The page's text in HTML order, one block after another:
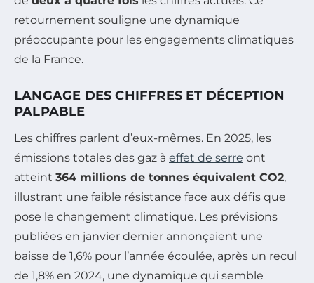
retournement souligne une dynamique
préoccupante pour les engagements climatiques
de la France.
LANGAGE DES CHIFFRES ET DÉCEPTION
PALPABLE
Les chiffres parlent d’eux-mêmes. En 2025, les
émissions totales des gaz à effet de serre ont
atteint 364 millions de tonnes équivalent CO2,
illustrant une faible résistance face aux défis que
pose le changement climatique. Les prévisions
publiées en janvier dernier annonçaient une
baisse de 1,6% pour l’année écoulée, après un recul
de 1,8% en 2024, une dynamique qui semble